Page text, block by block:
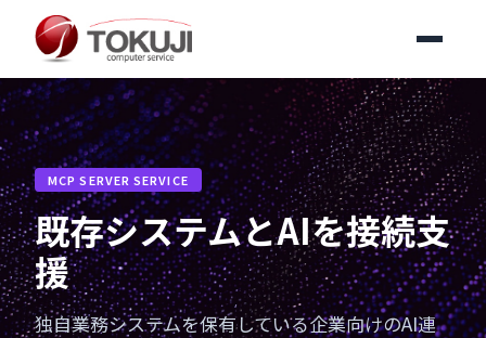
MCP SERVER SERVICE
既存システムとAIを接続支
援
独自業務システムを保有している企業向けのAI連